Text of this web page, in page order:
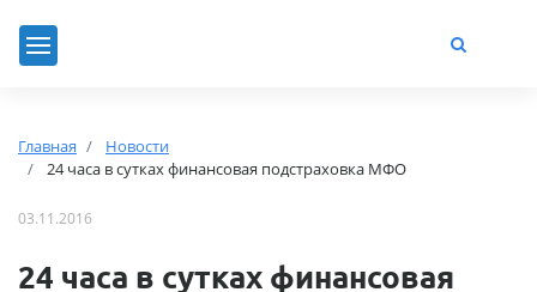
Главная
Новости
24 часа в сутках финансовая подстраховка МФО
03.11.2016
24 часа в сутках финансовая